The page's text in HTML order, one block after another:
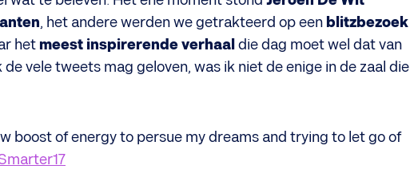
, het andere werden we getrakteerd op een blitzbezoek
het meest inspirerende verhaal die dag moet wel dat van
de vele tweets mag geloven, was ik niet de enige in de zaal die
boost of energy to persue my dreams and trying to let go of